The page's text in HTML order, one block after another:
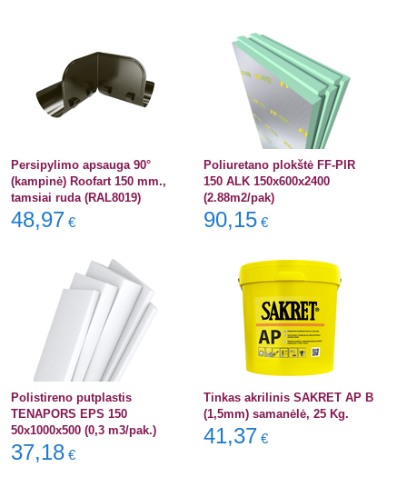
Persipylimo apsauga 90°
(kampinė) Roofart 150 mm.,
tamsiai ruda (RAL8019)
48,97 €
Poliuretano plokštė FF-PIR
150 ALK 150x600x2400
(2.88m2/pak)
90,15 €
Polistireno putplastis
TENAPORS EPS 150
50x1000x500 (0,3 m3/pak.)
37,18 €
Tinkas akrilinis SAKRET AP B
(1,5mm) samanėlė, 25 Kg.
41,37 €